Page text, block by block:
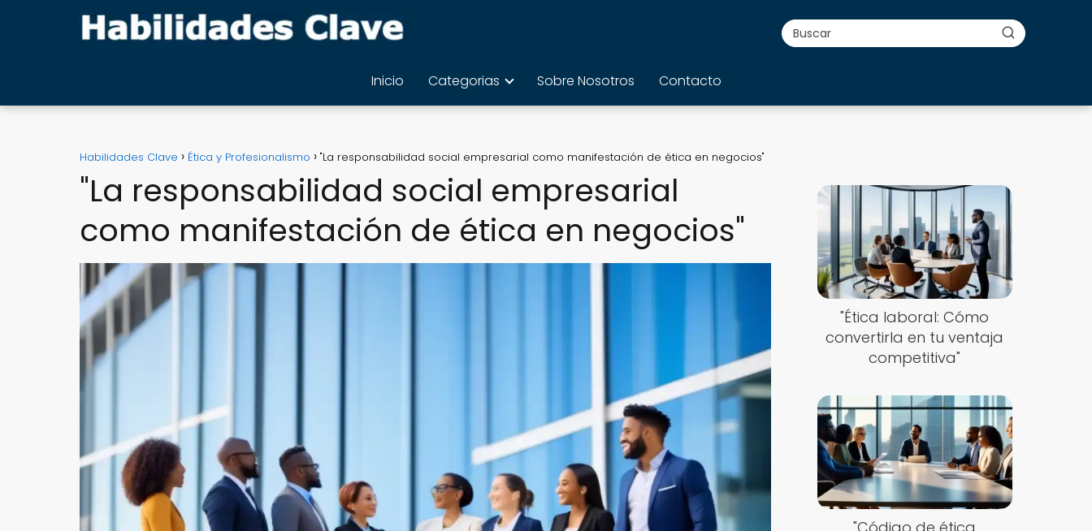
Inicio Categorias Sobre Nosotros Contacto
Habilidades Clave Ética y Profesionalismo "La responsabilidad social empresarial como manifestación de ética en negocios"
"La responsabilidad social empresarial
como manifestación de ética en negocios"
"Ética laboral: Cómo
convertirla en tu ventaja
competitiva"